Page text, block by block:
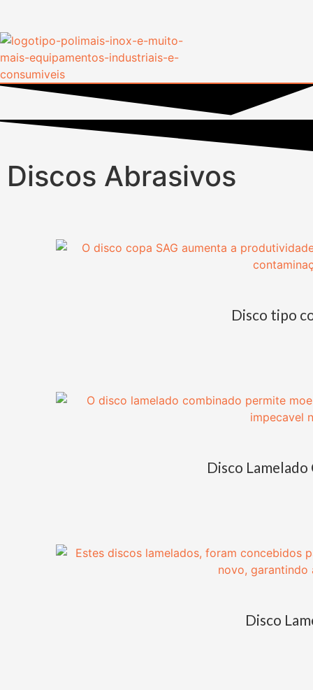
Discos Abrasivos
Disco tipo
Disco
Disco